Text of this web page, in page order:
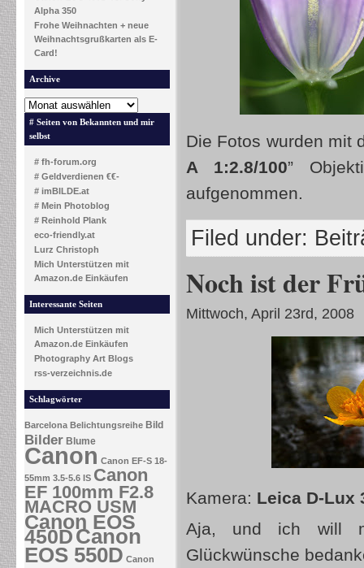
Alpha 350
Frohe Weihnachten + neue
Weihnachtsgrußkarten als E-
Card!
Archive
# Seiten von Bekannten und mir
selbst
# fh-forum.org
# Geldverdienen €€-
# imBILDE.at
# Mein Photoblog
# Reinhold Plank
eco-friendly.at
Lurz Christoph
Mich Unterstützen mit
Amazon.de Einkäufen
Interessante Seiten
Mich Unterstützen mit
Amazon.de Einkäufen
Photography Art Blogs
rss-verzeichnis.de
Schlagwörter
Barcelona Belichtungsreihe Bild
Bilder Blume
Canon Canon EF-S 18-
55mm 3.5-5.6 IS Canon
EF 100mm F2.8
MACRO USM
Canon EOS
450DCanon
EOS 550D Canon
Die Fotos wurden mit
A 1:2.8/100”
aufgenommen.
Filed under:
Noch ist der
Mittwoch, April 23rd, 2008
Kamera: Leica D-Lux
Aja, und ich will
Glückwünsche